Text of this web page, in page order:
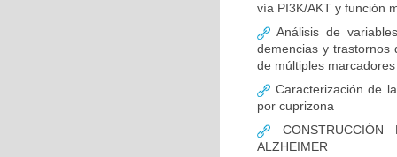
vía PI3K/AKT y función
Análisis de
demencias y trastornos
de múltiples
Caracterización de
por cuprizona
ALZHEIMER